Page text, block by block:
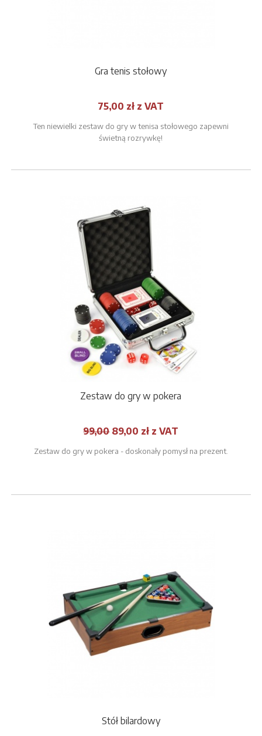
Gra tenis stołowy
75,00 zł z VAT
Ten niewielki zestaw do gry w tenisa stołowego zapewni
świetną rozrywkę!
Zestaw do gry w pokera
99,00 89,00 zł z VAT
Zestaw do gry w pokera - doskonały pomysł na prezent.
Stół bilardowy